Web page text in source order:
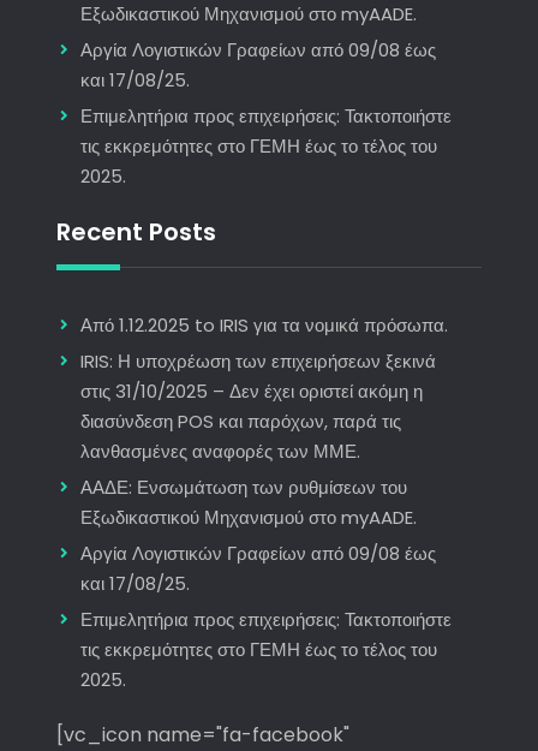
Εξωδικαστικού Μηχανισμού στο myAADE.
Αργία Λογιστικών Γραφείων από 09/08 έως
και 17/08/25.
Επιμελητήρια προς επιχειρήσεις: Τακτοποιήστε
τις εκκρεμότητες στο ΓΕΜΗ έως το τέλος του
2025.
Recent Posts
Από 1.12.2025 to IRIS για τα νομικά πρόσωπα.
IRIS: Η υποχρέωση των επιχειρήσεων ξεκινά
στις 31/10/2025 – Δεν έχει οριστεί ακόμη η
διασύνδεση POS και παρόχων, παρά τις
λανθασμένες αναφορές των ΜΜΕ.
ΑΑΔΕ: Ενσωμάτωση των ρυθμίσεων του
Εξωδικαστικού Μηχανισμού στο myAADE.
Αργία Λογιστικών Γραφείων από 09/08 έως
και 17/08/25.
Επιμελητήρια προς επιχειρήσεις: Τακτοποιήστε
τις εκκρεμότητες στο ΓΕΜΗ έως το τέλος του
2025.
[vc_icon name="fa-facebook"